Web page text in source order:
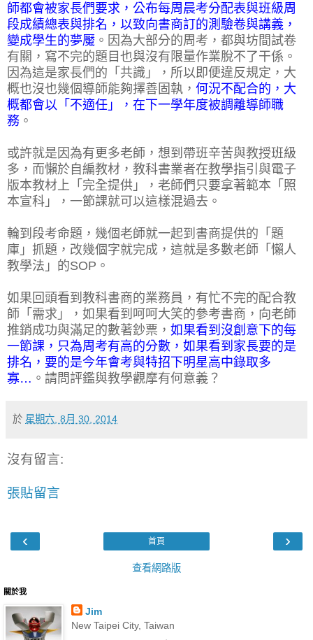
師都會被家長們要求，公布每周晨考分配表與班級周
段成績總表與排名，以致向書商訂的測驗卷與講義，
變成學生的夢魘 。因為大部分的周考，都與坊間試卷
有關，寫不完的題目也與沒有限量作業脫不了干係。
因為這是家長們的「共識」，所以即便違反規定，大
概也沒也幾個導師能夠擇善固執， 何況不配合的，大
概都會以「不適任」，在下一學年度被調離導師職
務 。
或許就是因為有更多老師，想到帶班辛苦與教授班級
多，而懶於自編教材，教科書業者在教學指引與電子
版本教材上「完全提供」，老師們只要拿著範本「照
本宣科」，一節課就可以這樣混過去。
輪到段考命題，幾個老師就一起到書商提供的「題
庫」抓題，改幾個字就完成，這就是多數老師「懶人
教學法」的SOP。
如果回頭看到教科書商的業務員，有忙不完的配合教
師「需求」，如果看到呵呵大笑的參考書商，向老師
推銷成功與滿足的數著鈔票， 如果看到沒創意下的每
一節課，只為周考有高的分數，如果看到家長要的是
排名，要的是今年會考與特招下明星高中錄取多
寡… 。請問評鑑與教學觀摩有何意義？
於 星期六, 8月 30, 2014
沒有留言:
張貼留言
‹ ›
首頁
查看網路版
關於我
Jim
New Taipei City, Taiwan